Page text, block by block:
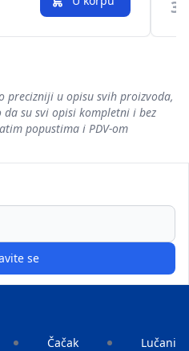
precizniji u opisu svih proizvoda,
su svi opisi kompletni i bez
popustima i PDV-om
se
Čačak Lučani